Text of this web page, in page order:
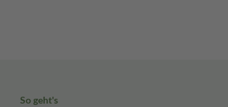
So geht's